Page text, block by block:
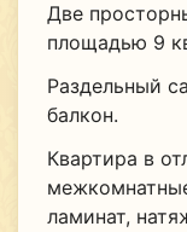
Две
площадью 9
Раздельный
балкон.
Квартира в
ламинат,